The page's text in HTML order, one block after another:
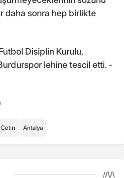
daha sonra hep birlikte
Disiplin Kurulu,
lehine tescil etti. -
Antalya